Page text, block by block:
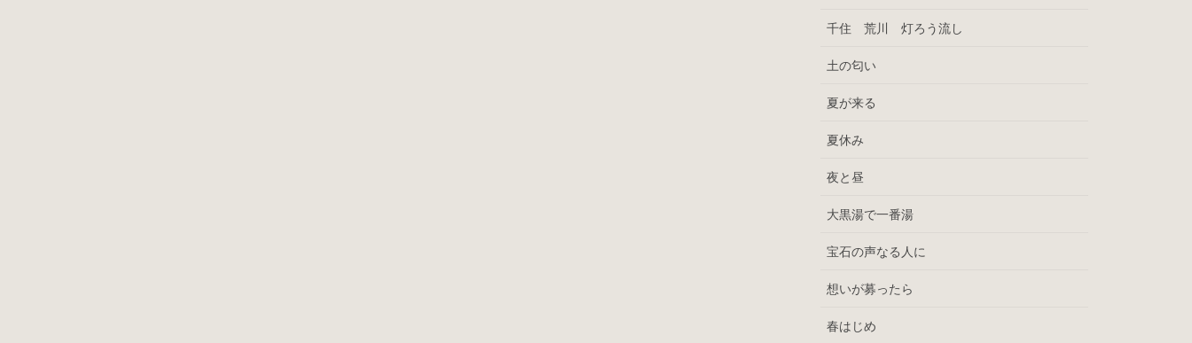
千住 荒川 灯ろう流し
土の匂い
夏が来る
夏休み
夜と昼
大黒湯で一番湯
宝石の声なる人に
想いが募ったら
春はじめ